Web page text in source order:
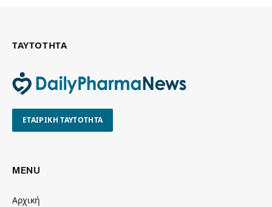
ΤΑΥΤΟΤΗΤΑ
ΕΤΑΙΡΙΚΗ ΤΑΥΤΟΤΗΤΑ
MENU
Αρχική